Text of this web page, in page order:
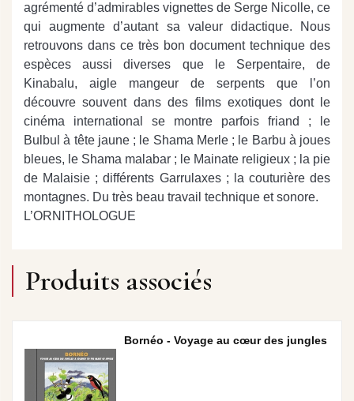
agrémenté d’admirables vignettes de Serge Nicolle, ce
qui augmente d’autant sa valeur didactique. Nous
retrouvons dans ce très bon document technique des
espèces aussi diverses que le Serpentaire, de
Kinabalu, aigle mangeur de serpents que l’on
découvre souvent dans des films exotiques dont le
cinéma international se montre parfois friand ; le
Bulbul à tête jaune ; le Shama Merle ; le Barbu à joues
bleues, le Shama malabar ; le Mainate religieux ; la pie
de Malaisie ; différents Garrulaxes ; la couturière des
montagnes. Du très beau travail technique et sonore.
L’ORNITHOLOGUE
Produits associés
Bornéo - Voyage au cœur des jungles